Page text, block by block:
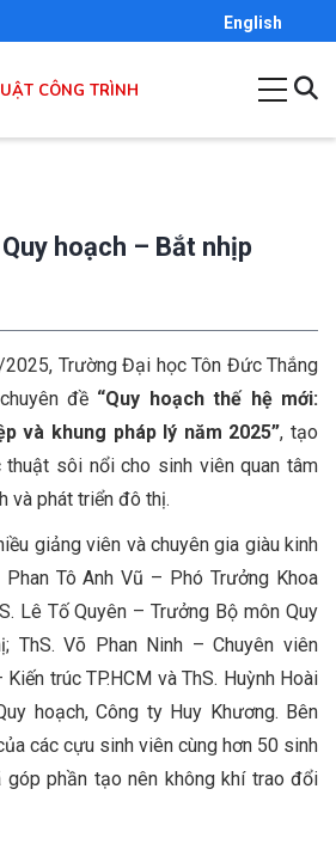
English
CÔNG TRÌNH
hoạch – Bắt nhịp
Trường Đại học Tôn Đức Thắng
đề “Quy hoạch thế hệ mới:
và khung pháp lý năm 2025”, tạo
sôi nổi cho sinh viên quan tâm
và phát triển đô thị.
giảng viên và chuyên gia giàu kinh
Phan Tô Anh Vũ – Phó Trưởng Khoa
Lê Tố Quyên – Trưởng Bộ môn Quy
ThS. Võ Phan Ninh – Chuyên viên
trúc TP.HCM và ThS. Huỳnh Hoài
hoạch, Công ty Huy Khương. Bên
các cựu sinh viên cùng hơn 50 sinh
góp phần tạo nên không khí trao đổi